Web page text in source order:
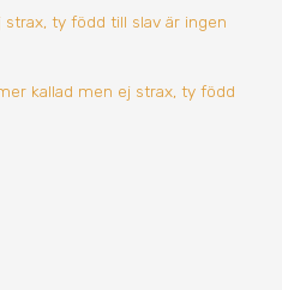
ty född till slav är ingen
kallad men ej strax, ty född